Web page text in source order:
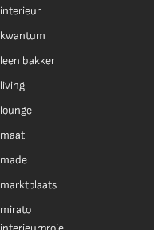
interieur
kwantum
leen bakker
living
lounge
maat
made
marktplaats
mirato